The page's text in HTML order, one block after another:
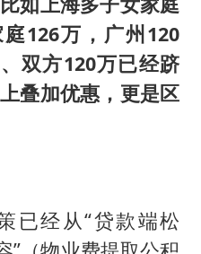
126万，广州120
双方120万已经跻
叠加优惠，更是区
已经从“贷款端松